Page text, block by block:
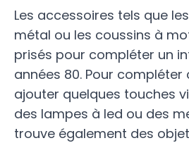
Les accessoires tels que
métal ou les coussins à
prisés pour compléter un
années 80. Pour compléter
ajouter quelques touches
des lampes à led ou des
trouve également des